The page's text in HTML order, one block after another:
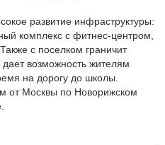
развитие инфраструктуры:
комплекс с фитнес-центром,
с поселком граничит
возможность жителям
на дорогу до школы.
от Москвы по Новорижском